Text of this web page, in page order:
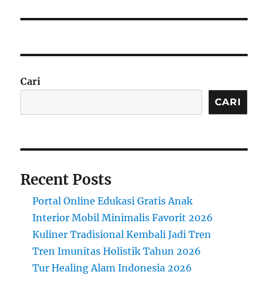
Cari
CARI
Recent Posts
Portal Online Edukasi Gratis Anak
Interior Mobil Minimalis Favorit 2026
Kuliner Tradisional Kembali Jadi Tren
Tren Imunitas Holistik Tahun 2026
Tur Healing Alam Indonesia 2026